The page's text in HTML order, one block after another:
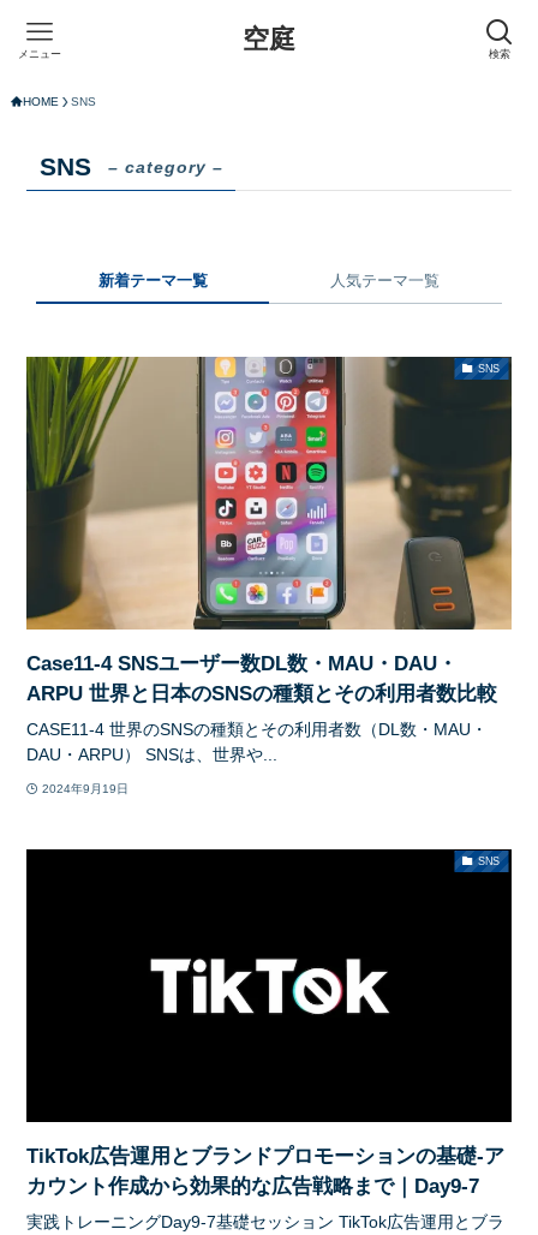
空庭 検索
メニュー
HOME SNS
SNS – category –
新着テーマ一覧 人気テーマ一覧
SNS
Case11-4 SNSユーザー数DL数・MAU・DAU・
ARPU 世界と日本のSNSの種類とその利用者数比較
CASE11-4 世界のSNSの種類とその利用者数（DL数・MAU・
DAU・ARPU） SNSは、世界や...
2024年9月19日
SNS
TikTok広告運用とブランドプロモーションの基礎-ア
カウント作成から効果的な広告戦略まで｜Day9-7
実践トレーニングDay9-7基礎セッション TikTok広告運用とブラ